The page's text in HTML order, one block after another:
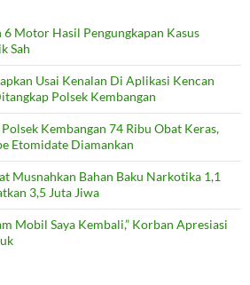
6 Motor Hasil Pengungkapan Kasus
Sah
Usai Kenalan Di Aplikasi Kencan
Polsek Kembangan
Kembangan 74 Ribu Obat Keras,
Etomidate Diamankan
Musnahkan Bahan Baku Narkotika 1,1
3,5 Juta Jiwa
Mobil Saya Kembali,” Korban Apresiasi